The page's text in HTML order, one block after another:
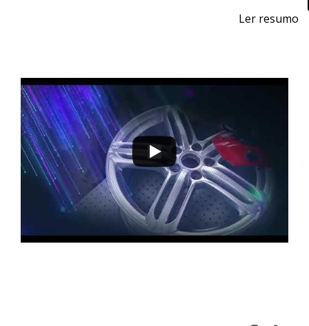
Ler resumo
quarta a sábado - 10h / 19h